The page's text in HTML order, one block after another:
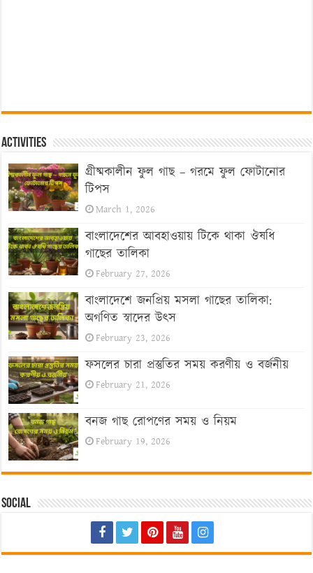
Activities
গ্রীষ্মকালীন ফুল গাছ – গরমে ফুল ফোটানোর
টিপস
March 1, 2026
বাংলাদেশের আবহাওয়ায় টিকে থাকা ঔষধি
গাছের তালিকা
February 27, 2026
বাংলাদেশে জনপ্রিয় মসলা গাছের তালিকা:
অগণিত স্বাদের উৎস
February 23, 2026
ফসলের চারা প্রস্তুতির সময় করণীয় ও বর্জনীয়
February 21, 2026
বনজ গাছ রোপণের সময় ও নিয়ম
February 19, 2026
Social